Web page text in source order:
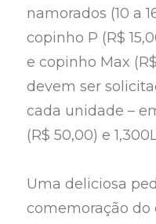
namorados (10 a
copinho P (R$
e copinho Max
devem ser
cada unidade –
(R$ 50,00) e
Uma deliciosa
comemoração do